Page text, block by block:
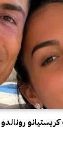
رونالدو